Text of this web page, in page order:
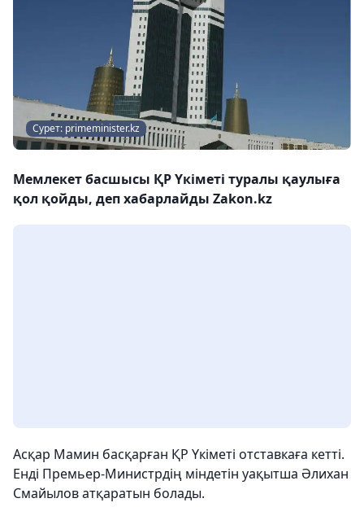
Сурет: primeminister.kz
Мемлекет басшысы ҚР Үкіметі туралы қаулыға
қол қойды, деп хабарлайды Zakon.kz
Асқар Мамин басқарған ҚР Үкіметі отставкаға кетті.
Енді Премьер-Министрдің міндетін уақытша Әлихан
Смайылов атқаратын болады.